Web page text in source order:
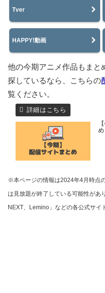
Tver
HAPPY!動画
他の今期アニメ作品もまと
探しているなら、こちらの
覧ください。
め
※本ページの情報は2024年4月時点
は見放題が終了している可能性があ
NEXT、Lemino」などの各公式サイ